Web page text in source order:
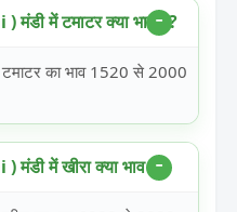
में टमाटर क्या भाव है?
का भाव 1520 से 2000
में खीरा क्या भाव है?